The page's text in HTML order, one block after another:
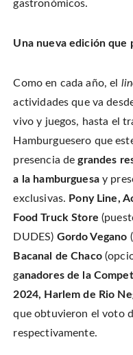
gastronómicos.
Una nueva edición que
Como en cada año, el
actividades que va
vivo y juegos, hasta el
Hamburguesero que
presencia degrandes
a la hamburguesay
exclusivas. Pony Line,
Food Truck Store
DUDES) Gordo Vegano
Bacanal de Chaco
ganadores de la
2024, Harlem de Rio
que obtuvieron el voto
respectivamente.